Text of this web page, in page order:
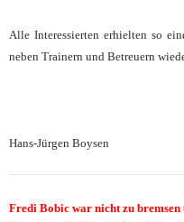
Alle Interessierten erhielten so
neben Trainern und Betreuern
Hans-Jürgen Boysen
Fredi Bobic war nicht zu